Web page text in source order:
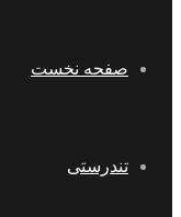
صفحه نخست
تندرستی